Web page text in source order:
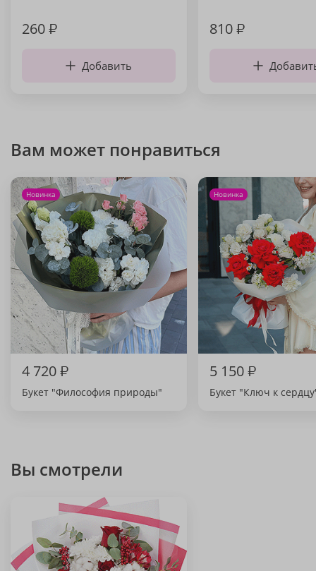
260₽
Добавить
810₽
Вам может понравиться
Новинка
4 720₽
Букет "Философия природы"
Новинка
5 150₽
Букет "Ключ к
Вы смотрели